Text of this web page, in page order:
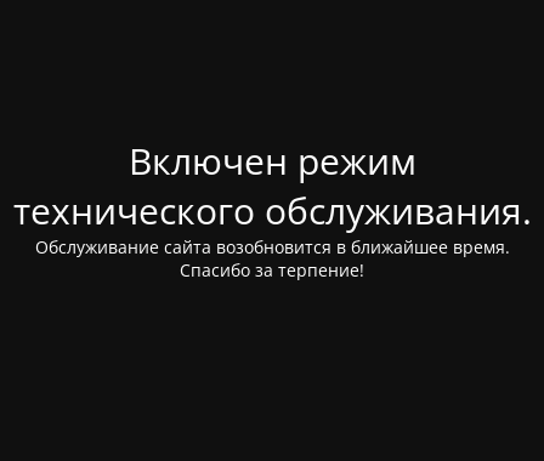
Включен режим
технического обслуживания.
Обслуживание сайта возобновится в ближайшее время.
Спасибо за терпение!